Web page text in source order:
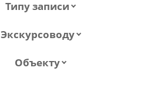
Типу записи
Экскурсоводу
Объекту